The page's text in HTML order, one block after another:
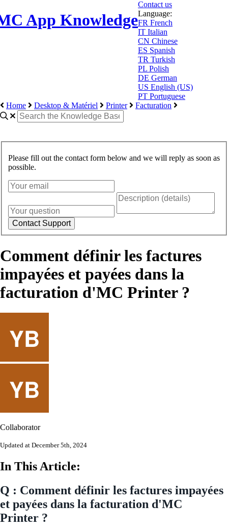
App Knowledge
Contact us
Language:
FR French
IT Italian
CN Chinese
ES Spanish
TR Turkish
PL Polish
DE German
US English (US)
PT Portuguese
Home
Desktop & Matériel Printer Facturation
Please fill out the contact form below and we will reply as soon as
possible.
Comment définir les factures
impayées et payées dans la
facturation d'MC Printer ?
Collaborator
Updated at December 5th, 2024
In This Article:
Q : Comment définir les factures impayées
et payées dans la facturation d'MC
Printer ?